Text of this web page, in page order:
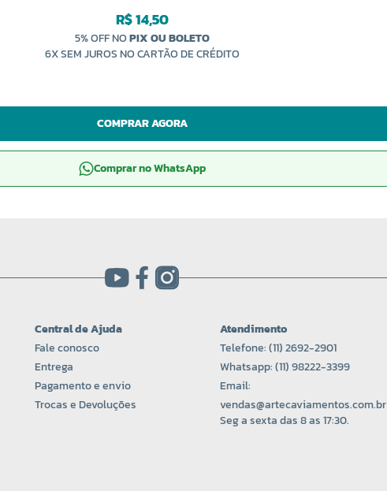
R$ 14,50
5% OFF NOPIX OU BOLETO
6X SEM JUROS NO CARTÃO DE CRÉDITO
COMPRAR AGORA
Comprar no WhatsApp
Central de Ajuda
Fale conosco
Entrega
Pagamento e envio
Trocas e Devoluções
Atendimento
Telefone: (11) 2692-2901
Whatsapp: (11) 98222-3399
Email:
vendas@artecaviamentos.com.br
Seg a sexta das 8 as 17:30.